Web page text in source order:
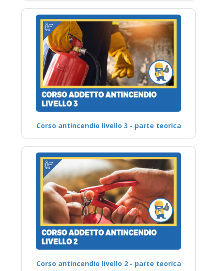
Corso antincendio livello 3 - parte teorica
Corso antincendio livello 2 - parte teorica